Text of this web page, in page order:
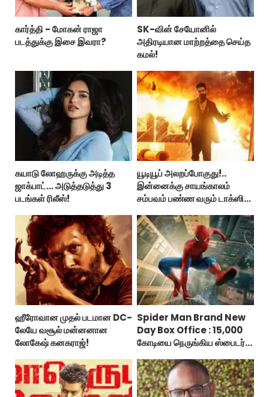
கார்த்தி - மோகன் ராஜா
படத்துக்கு இசை இவரா?
SK-வின் சேயோனில்
அதிரடியான மாற்றத்தை செய்த
கமல்!
கயாடு லோஹருக்கு அடித்த
ஜாக்பாட்... அடுத்தடுத்து 3
படங்கள் ரிலீஸ்!
யூடியூப் அலறப்போகுது!..
இன்னைக்கு சாயங்காலம்
சம்பவம் பண்ண வரும் டாக்ஸிக்
ஹீரோவான முதல் படமான DC-
லேயே வசூல் மன்னனான
லோகேஷ் கனகராஜ்!
Spider Man Brand New
Day Box Office : 15,000
கோடியை நெருங்கிய ஸ்பைடர்